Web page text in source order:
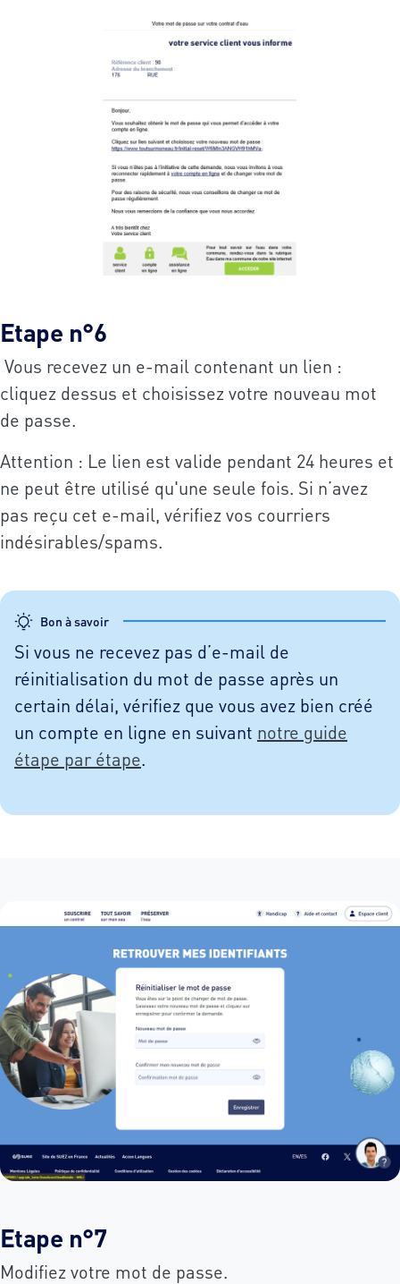
Etape n°6
Vous recevez un e-mail contenant un lien :
cliquez dessus et choisissez votre nouveau mot
de passe.
Attention : Le lien est valide pendant 24 heures et
ne peut être utilisé qu'une seule fois. Si n’avez
pas reçu cet e-mail, vérifiez vos courriers
indésirables/spams.
Bon à savoir
Si vous ne recevez pas d’e-mail de
réinitialisation du mot de passe après un
certain délai, vérifiez que vous avez bien créé
un compte en ligne en suivant notre guide
étape par étape.
Etape n°7
Modifiez votre mot de passe.